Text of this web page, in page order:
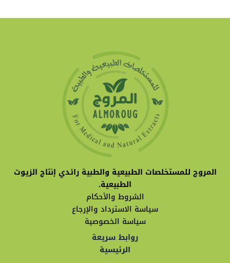
المروج للمستخلصات الطبيعية والطبية رائدي إنتاج الزيوت
الطبيعية.
الشروط والأحكام
سياسة الاسترداد والإرجاع
سياسة الخصوصية
روابط سريعة
الرئيسية